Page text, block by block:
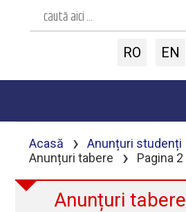
RO EN
Acasă › Anunțuri studenți
Anunțuri tabere
› Pagina 2
Anunțuri tabere